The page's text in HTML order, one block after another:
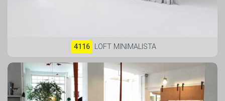
4116 LOFT MINIMALISTA